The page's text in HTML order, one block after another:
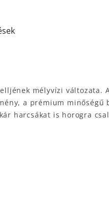
mélyvízi
a prémium
harcsákat is horogra